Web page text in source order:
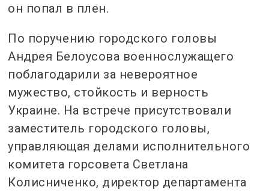
он попал в плен.
По поручению городского головы
Андрея Белоусова военнослужащего
поблагодарили за невероятное
мужество, стойкость и верность
Украине. На встрече присутствовали
заместитель городского головы,
управляющая делами исполнительного
комитета горсовета Светлана
Колисниченко, директор департамента